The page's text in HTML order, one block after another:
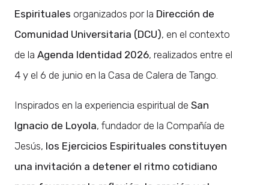
Espirituales organizados por la Dirección de
Comunidad Universitaria (DCU), en el contexto
de la Agenda Identidad 2026, realizados entre el
4 y el 6 de junio en la Casa de Calera de Tango.
Inspirados en la experiencia espiritual de San
Ignacio de Loyola, fundador de la Compañía de
Jesús, los Ejercicios Espirituales constituyen
una invitación a detener el ritmo cotidiano